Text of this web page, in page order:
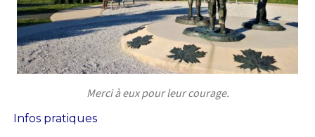
Merci à eux pour leur courage.
Infos pratiques